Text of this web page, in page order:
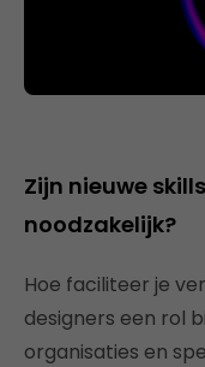
Zijn nieuwe
noodzakelijk?
Hoe faciliteer je
designers een rol
organisaties en